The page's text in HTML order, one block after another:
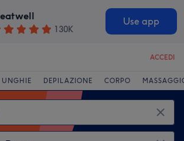
130K
Use app
ACCEDI
UNGHIE DEPILAZIONE CORPO